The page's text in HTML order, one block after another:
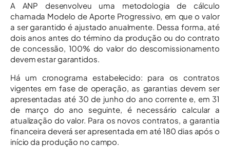
A ANP desenvolveu uma metodologia de cálculo
chamada Modelo de Aporte Progressivo, em que o valor
a ser garantido é ajustado anualmente. Dessa forma, até
dois anos antes do término da produção ou do contrato
de concessão, 100% do valor do descomissionamento
devem estar garantidos.
Há um cronograma estabelecido: para os contratos
vigentes em fase de operação, as garantias devem ser
apresentadas até 30 de junho do ano corrente e, em 31
de março do ano seguinte, é necessário calcular a
atualização do valor. Para os novos contratos, a garantia
financeira deverá ser apresentada em até 180 dias após o
início da produção no campo.